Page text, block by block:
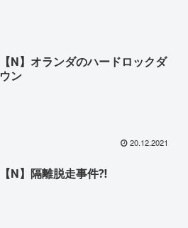
【N】オランダのハードロックダ
ウン
20.12.2021
【N】隔離脱走事件⁈